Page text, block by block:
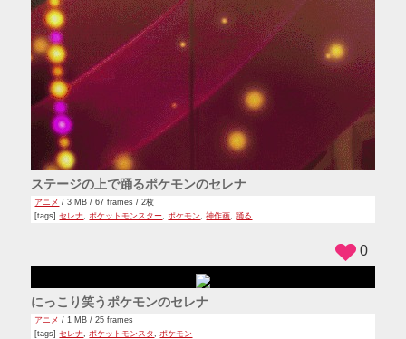
ステージの上で踊るポケモンのセレナ
アニメ / 3 MB / 67 frames / 2枚
[tags]セレナ ポケットモンスター ポケモン ,神作画 ,踊る
にっこり笑うポケモンのセレナ
アニメ / 1 MB / 25 frames
[tags]セレナ ポケットモンスタ ポケモン
0